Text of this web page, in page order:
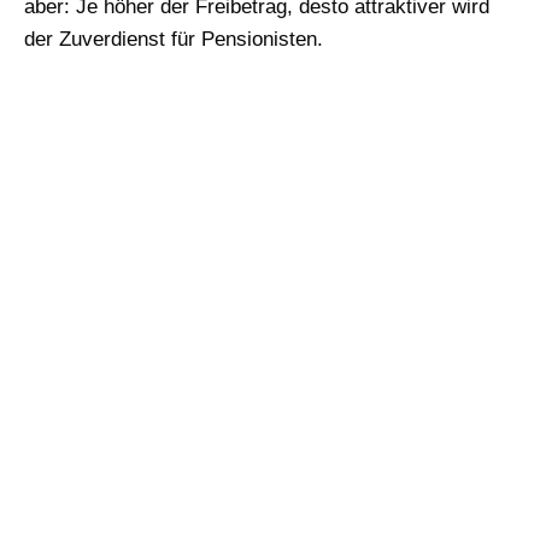
aber: Je höher der Freibetrag, desto attraktiver wird
der Zuverdienst für Pensionisten.